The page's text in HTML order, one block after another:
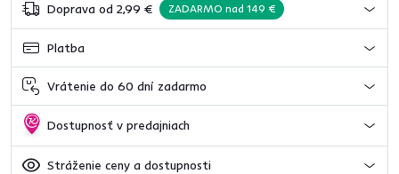
Doprava od 2,99 € ZADARMO nad 149 €
Platba
Vrátenie do 60 dní zadarmo
Dostupnosť v predajniach
Stráženie ceny a dostupnosti